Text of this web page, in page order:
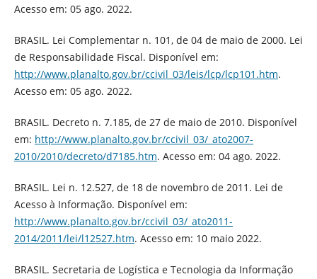
Acesso em: 05 ago. 2022.
BRASIL. Lei Complementar n. 101, de 04 de maio de 2000. Lei
de Responsabilidade Fiscal. Disponível em:
http://www.planalto.gov.br/ccivil_03/leis/lcp/lcp101.htm.
Acesso em: 05 ago. 2022.
BRASIL. Decreto n. 7.185, de 27 de maio de 2010. Disponível
em: http://www.planalto.gov.br/ccivil_03/_ato2007-
2010/2010/decreto/d7185.htm. Acesso em: 04 ago. 2022.
BRASIL. Lei n. 12.527, de 18 de novembro de 2011. Lei de
Acesso à Informação. Disponível em:
http://www.planalto.gov.br/ccivil_03/_ato2011-
2014/2011/lei/l12527.htm. Acesso em: 10 maio 2022.
BRASIL. Secretaria de Logística e Tecnologia da Informação